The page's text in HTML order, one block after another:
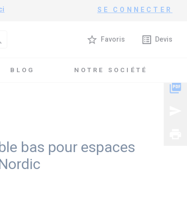
SE CONNECTER
star_border Favoris list_alt Devis
BLOG NOTRE SOCIÉTÉ
bas pour espaces
picture_as_pdf